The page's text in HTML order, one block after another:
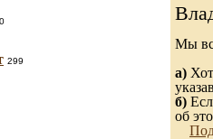
299
Мы
а)
б)
об